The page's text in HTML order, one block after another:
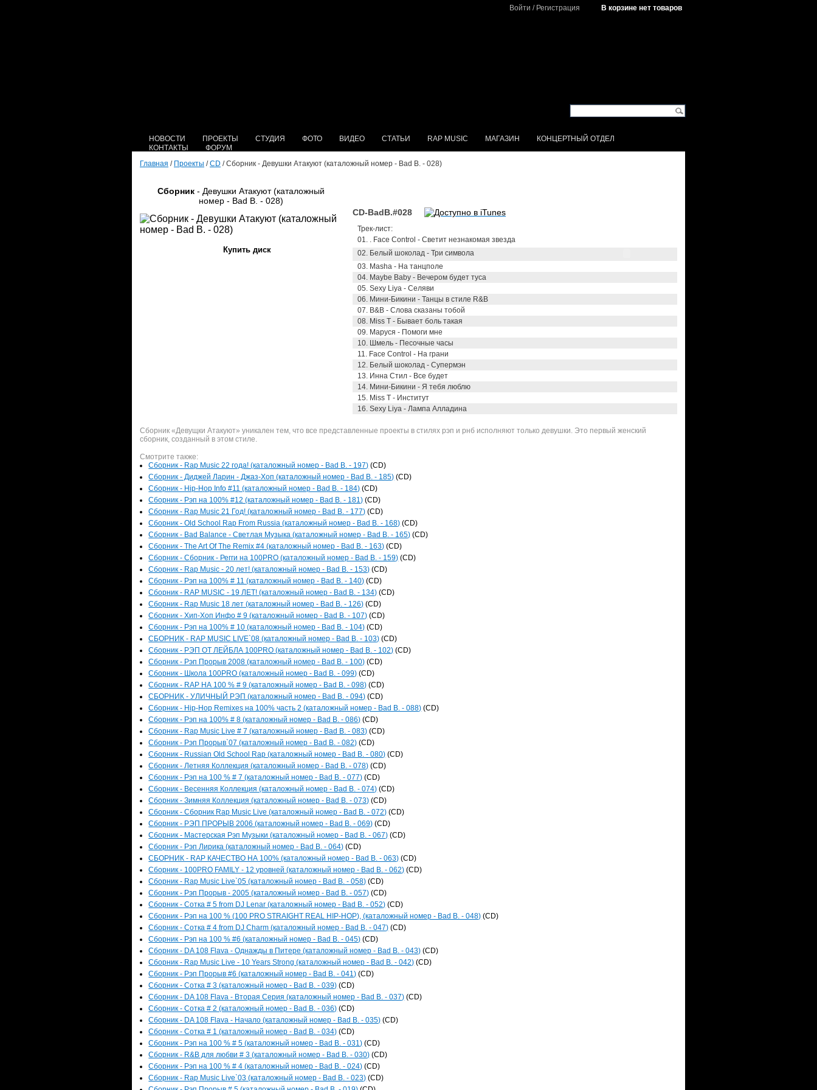
Войти / Регистрация В корзине нет товаров
НОВОСТИ ПРОЕКТЫ СТУДИЯ ФОТО ВИДЕО СТАТЬИ RAP MUSIC МАГАЗИН
КОНЦЕРТНЫЙ ОТДЕЛ
КОНТАКТЫ
ФОРУМ
Главная / Проекты /CD / Сборник - Девушки Атакуют (каталожный номер - Bad B. - 028)
Сборник- Девушки Атакуют (каталожный
номер - Bad B. - 028)
Купить диск
CD-BadB.#028
Трек-лист:
01. . Face Control - Светит незнакомая звезда
02. Белый шоколад - Три символа
03. Masha - На танцполе
04. Maybe Baby - Вечером будет туса
05. Sexy Liya - Селяви
06. Мини-Бикини - Танцы в стиле R&B
07. B&B - Слова сказаны тобой
08. Miss T - Бывает боль такая
09. Маруся - Помоги мне
10. Шмель - Песочные часы
11. Face Control - На грани
12. Белый шоколад - Супермэн
13. Инна Стил - Все будет
14. Мини-Бикини - Я тебя люблю
15. Miss T - Институт
16. Sexy Liya - Лампа Алладина
Сборник «Девущки Атакуют» уникален тем, что все представленные проекты в стилях рэп и рнб исполняют только девушки. Это первый женский
сборник, созданный в этом стиле.
Смотрите также:
Сборник - Rap Music 22 года! (каталожный номер - Bad B. - 197) (CD)
Сборник - Диджей Ларин - Джаз-Хоп (каталожный номер - Bad B. - 185) (CD)
Сборник - Hip-Hop Info #11 (каталожный номер - Bad B. - 184) (CD)
Сборник - Рэп на 100% #12 (каталожный номер - Bad B. - 181) (CD)
Сборник - Rap Music 21 Год! (каталожный номер - Bad B. - 177) (CD)
Сборник - Old School Rap From Russia (каталожный номер - Bad B. - 168) (CD)
Сборник - Bad Balance - Светлая Музыка (каталожный номер - Bad B. - 165) (CD)
Сборник - The Art Of The Remix #4 (каталожный номер - Bad B. - 163) (CD)
Сборник - Сборник - Регги на 100PRO (каталожный номер - Bad B. - 159) (CD)
Сборник - Rap Music - 20 лет! (каталожный номер - Bad B. - 153) (CD)
Сборник - Рэп на 100% # 11 (каталожный номер - Bad B. - 140) (CD)
Сборник - RAP MUSIC - 19 ЛЕТ! (каталожный номер - Bad B. - 134) (CD)
Сборник - Rap Music 18 лет (каталожный номер - Bad B. - 126) (CD)
Сборник - Хип-Хоп Инфо # 9 (каталожный номер - Bad B. - 107) (CD)
Сборник - Рэп на 100% # 10 (каталожный номер - Bad B. - 104) (CD)
СБОРНИК - RAP MUSIC LIVE`08 (каталожный номер - Bad B. - 103) (CD)
Сборник - РЭП ОТ ЛЕЙБЛА 100PRO (каталожный номер - Bad B. - 102) (CD)
Сборник - Рэп Прорыв 2008 (каталожный номер - Bad B. - 100) (CD)
Сборник - Школа 100PRO (каталожный номер - Bad B. - 099) (CD)
Сборник - RAP НА 100 % # 9 (каталожный номер - Bad B. - 098) (CD)
СБОРНИК - УЛИЧНЫЙ РЭП (каталожный номер - Bad B. - 094) (CD)
Сборник - Hip-Hop Remixes на 100% часть 2 (каталожный номер - Bad B. - 088) (CD)
Сборник - Рэп на 100% # 8 (каталожный номер - Bad B. - 086) (CD)
Сборник - Rap Music Live # 7 (каталожный номер - Bad B. - 083) (CD)
Сборник - Рэп Прорыв`07 (каталожный номер - Bad B. - 082) (CD)
Сборник - Russian Old School Rap (каталожный номер - Bad B. - 080) (CD)
Сборник - Летняя Коллекция (каталожный номер - Bad B. - 078) (CD)
Сборник - Рэп на 100 % # 7 (каталожный номер - Bad B. - 077) (CD)
Сборник - Весенняя Коллекция (каталожный номер - Bad B. - 074) (CD)
Сборник - Зимняя Коллекция (каталожный номер - Bad B. - 073) (CD)
Сборник - Сборник Rap Music Live (каталожный номер - Bad B. - 072) (CD)
Сборник - РЭП ПРОРЫВ 2006 (каталожный номер - Bad B. - 069) (CD)
Сборник - Мастерская Рэп Музыки (каталожный номер - Bad B. - 067) (CD)
Сборник - Рэп Лирика (каталожный номер - Bad B. - 064) (CD)
СБОРНИК - RAP КАЧЕСТВО НА 100% (каталожный номер - Bad B. - 063) (CD)
Сборник - 100PRO FAMILY - 12 уровней (каталожный номер - Bad B. - 062) (CD)
Сборник - Rap Music Live`05 (каталожный номер - Bad B. - 058) (CD)
Сборник - Рэп Прорыв - 2005 (каталожный номер - Bad B. - 057) (CD)
Сборник - Сотка # 5 from DJ Lenar (каталожный номер - Bad B. - 052) (CD)
Сборник - Рэп на 100 % (100 PRO STRAIGHT REAL HIP-HOP), (каталожный номер - Bad B. - 048) (CD)
Сборник - Сотка # 4 from DJ Charm (каталожный номер - Bad B. - 047) (CD)
Сборник - Рэп на 100 % #6 (каталожный номер - Bad B. - 045) (CD)
Сборник - DA 108 Flava - Однажды в Питере (каталожный номер - Bad B. - 043) (CD)
Сборник - Rap Music Live - 10 Years Strong (каталожный номер - Bad B. - 042) (CD)
Сборник - Рэп Прорыв #6 (каталожный номер - Bad B. - 041) (CD)
Сборник - Сотка # 3 (каталожный номер - Bad B. - 039) (CD)
Сборник - DA 108 Flava - Вторая Серия (каталожный номер - Bad B. - 037) (CD)
Сборник - Сотка # 2 (каталожный номер - Bad B. - 036) (CD)
Сборник - DA 108 Flava - Начало (каталожный номер - Bad B. - 035) (CD)
Сборник - Сотка # 1 (каталожный номер - Bad B. - 034) (CD)
Сборник - Рэп на 100 % # 5 (каталожный номер - Bad B. - 031) (CD)
Сборник - R&B для любви # 3 (каталожный номер - Bad B. - 030) (CD)
Сборник - Рэп на 100 % # 4 (каталожный номер - Bad B. - 024) (CD)
Сборник - Rap Music Live`03 (каталожный номер - Bad B. - 023) (CD)